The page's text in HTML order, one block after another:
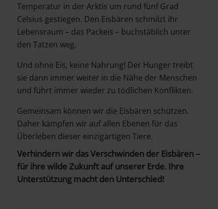
Temperatur in der Arktis um rund fünf Grad
Celsius gestiegen. Den Eisbären schmilzt ihr
Lebensraum – das Packeis – buchstäblich unter
den Tatzen weg.
Und ohne Eis, keine Nahrung! Der Hunger treibt
sie dann immer weiter in die Nähe der Menschen
und führt immer wieder zu tödlichen Konflikten.
Gemeinsam können wir die Eisbären schützen.
Daher kämpfen wir auf allen Ebenen für das
Überleben dieser einzigartigen Tiere.
Verhindern wir das Verschwinden der Eisbären –
für ihre wilde Zukunft auf unserer Erde. Ihre
Unterstützung macht den Unterschied!